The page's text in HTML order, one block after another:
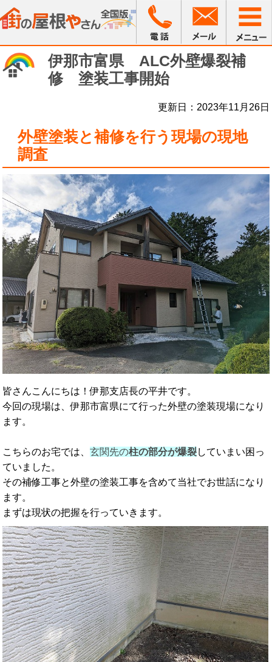
伊那市富県 ALC外壁爆裂補
修 塗装工事開始
更新日：2023年11月26日
外壁塗装と補修を行う現場の現地
調査
皆さんこんにちは！伊那支店長の平井です。
今回の現場は、伊那市富県にて行った外壁の塗装現場になり
ます。
こちらのお宅では、玄関先の柱の部分が爆裂していまい困っ
ていました。
その補修工事と外壁の塗装工事を含めて当社でお世話になり
ます。
まずは現状の把握を行っていきます。